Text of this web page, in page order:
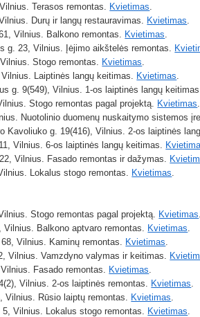
Terasos remontas. Kvietimas
Durų ir langų restauravimas. Kvietimas
Vilnius. Balkono remontas. Kvietimas
g. 23, Vilnius. Įėjimo aikštelės remontas.
Stogo remontas. Kvietimas
Laiptinės langų keitimas. Kvietimas
g. 9(549), Vilnius. 1-os laiptinės langų
Stogo remontas pagal projektą. Kvietimas
Nuotolinio duomenų nuskaitymo sistemos
Kavoliuko g. 19(416), Vilnius. 2-os laiptinės
Vilnius. 6-os laiptinės langų keitimas.
Vilnius. Fasado remontas ir dažymas.
Lokalus stogo remontas. Kvietimas
Stogo remontas pagal projektą. Kvietimas
Balkono aptvaro remontas. Kvietimas
Vilnius. Kaminų remontas. Kvietimas
Vilnius. Vamzdyno valymas ir keitimas.
Fasado remontas. Kvietimas
Vilnius. 2-os laiptinės remontas. Kvietimas
Vilnius. Rūsio laiptų remontas. Kvietimas
Vilnius. Lokalus stogo remontas. Kvietimas